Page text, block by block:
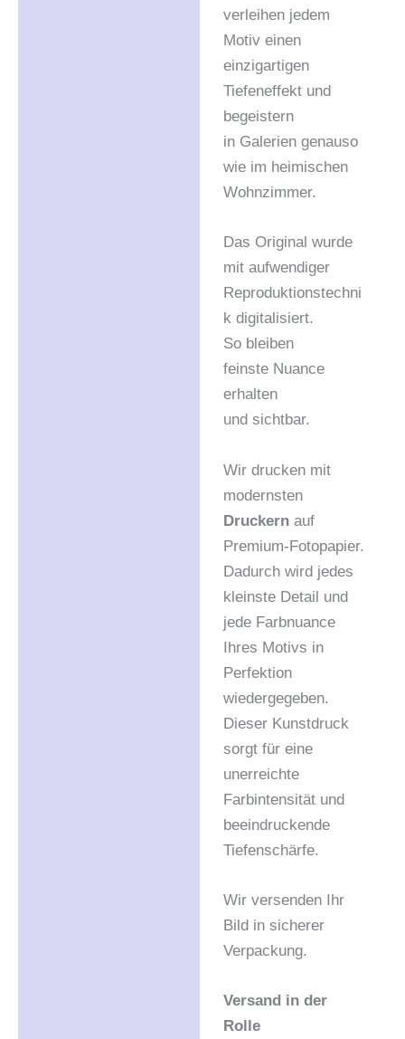
verleihen jedem
Motiv einen
einzigartigen
Tiefeneffekt und
begeistern
in Galerien genauso
wie im heimischen
Wohnzimmer.
Das Original wurde
mit aufwendiger
Reproduktionstechni
k digitalisiert.
So bleiben
feinste Nuance
erhalten
und sichtbar.
Wir drucken mit
modernsten
Druckernauf
Premium-Fotopapier.
Dadurch wird jedes
kleinste Detail und
jede Farbnuance
Ihres Motivs in
Perfektion
wiedergegeben.
Dieser Kunstdruck
sorgt für eine
unerreichte
Farbintensität und
beeindruckende
Tiefenschärfe.
Wir versenden Ihr
Bild in sicherer
Verpackung.
Versand in der
Rolle